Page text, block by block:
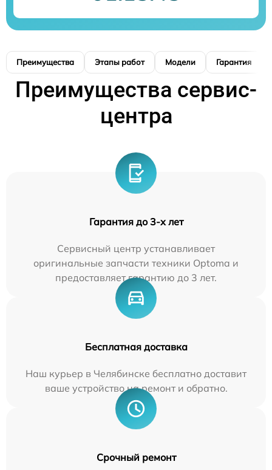
Преимущества Этапы работ Модели Гарантия
Преимущества сервис-
центра
Гарантия до 3-х лет
Сервисный центр устанавливает
оригинальные запчасти техники Optoma и
предоставляет гарантию до 3 лет.
Бесплатная доставка
Наш курьер в Челябинске бесплатно доставит
ваше устройство на ремонт и обратно.
Срочный ремонт